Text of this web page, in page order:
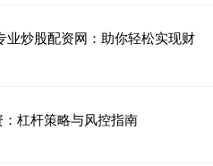
业炒股配资网：助你轻松实现财
杠杆策略与风控指南